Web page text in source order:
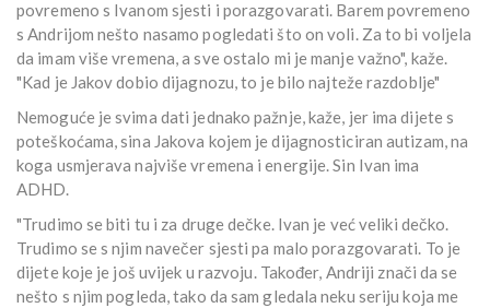
povremeno s Ivanom sjesti i porazgovarati. Barem povremeno
s Andrijom nešto nasamo pogledati što on voli. Za to bi voljela
da imam više vremena, a sve ostalo mi je manje važno", kaže.
"Kad je Jakov dobio dijagnozu, to je bilo najteže razdoblje"
Nemoguće je svima dati jednako pažnje, kaže, jer ima dijete s
poteškoćama, sina Jakova kojem je dijagnosticiran autizam, na
koga usmjerava najviše vremena i energije. Sin Ivan ima
ADHD.
"Trudimo se biti tu i za druge dečke. Ivan je već veliki dečko.
Trudimo se s njim navečer sjesti pa malo porazgovarati. To je
dijete koje je još uvijek u razvoju. Također, Andriji znači da se
nešto s njim pogleda, tako da sam gledala neku seriju koja me